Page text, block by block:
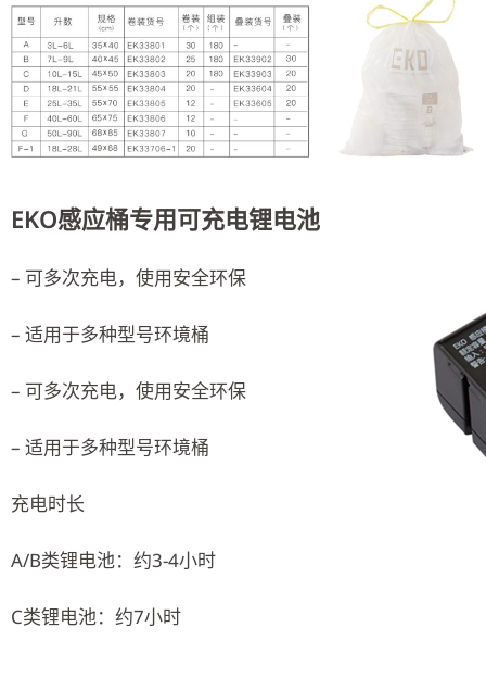
EKO感应桶专用可充电锂电池
– 可多次充电，使用安全环保
– 适用于多种型号环境桶
– 可多次充电，使用安全环保
– 适用于多种型号环境桶
充电时长
A/B类锂电池：约3-4小时
C类锂电池：约7小时